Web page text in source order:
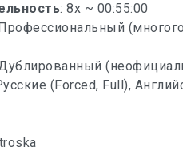
: 8x ~ 00:55:00
(Forced, Full),